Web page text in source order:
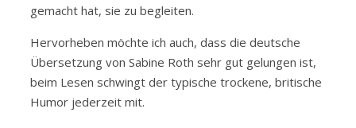
gemacht hat, sie zu begleiten.
Hervorheben möchte ich auch, dass die deutsche
Übersetzung von Sabine Roth sehr gut gelungen ist,
beim Lesen schwingt der typische trockene, britische
Humor jederzeit mit.